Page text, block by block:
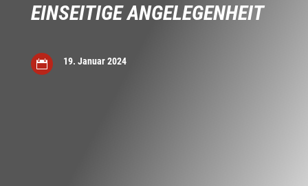
EINSEITIGE ANGELEGENHEIT
 19. Januar 2024